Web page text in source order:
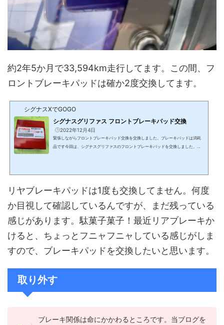
約2年5か月で33,594km走行してます。この間、フ
ロントブレーキパッドは確か2度交換してます。
シグナスXでGOGO
シグナスグリファス フロントブレーキパッド交換
2022年12月4日
緊張しながらフロントブレーキパッド交換を交換しました。ブレーキパッドは消耗
品です今回は、シグナスグリファスのフロントブレーキパッドを交換しました。と
そらく4型シグナスxの時と同じ作業手順で問題ない...
リヤブレーキパッドは1度も交換してません。何度
か目視して確認しているんですが、まだ残っている
感じがあります。駄菓子菓子！最近リアブレーキか
けると、ちょっとフニャフニャしている感じがしま
すので、ブレーキパッドを交換したいと思います。
取り外す
ブレーキ関係は命にかかわるところです。当ブログを